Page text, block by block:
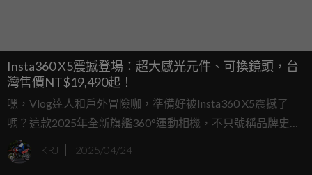
Insta360 X5震撼登場：超大感光元件、可換鏡頭，台
灣售價NT$19,490起！
嘿，Vlog達人和戶外冒險咖，準備好被Insta360 X5震撼了
嗎？這款2025年全新旗艦360°運動相機，不只號稱品牌史上
最耐操，還升級超大感光元件、三倍AI晶片，還能換鏡頭！
從8K超清錄影到夜間神技，X5簡直是拍片神器，無論衝浪、
KRJ 2025/04/24